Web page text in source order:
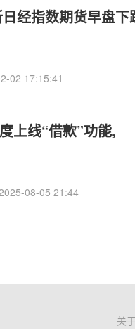
经指数期货早盘下
02 17:15:41
上线“借款”功能,
08-05 21:44
关